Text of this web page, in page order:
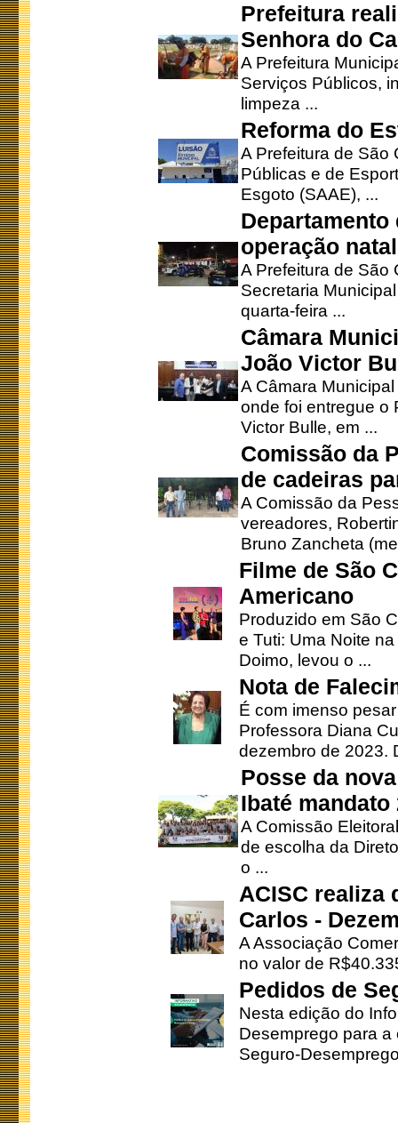
Prefeitura
Senhora do
A Prefeitura
Serviços Públicos,
limpeza ...
Reforma do
A Prefeitura de São
Públicas e de
Esgoto (SAAE), ...
operação
A Prefeitura de São
Secretaria
quarta-feira ...
Câmara
João Victor
A Câmara
onde foi entregue o
Victor Bulle, em ...
Comissão da
de cadeiras
A Comissão da
vereadores,
Bruno Zancheta
Filme de São
Americano
Produzido em São
e Tuti: Uma Noite
Doimo, levou o ...
Nota de
É com imenso
Professora Diana
dezembro de 2023.
Posse da
Ibaté mandato
A Comissão
de escolha da
o ...
ACISC realiza
Carlos -
A Associação
no valor de
Pedidos de
Nesta edição do
Desemprego para
Seguro-